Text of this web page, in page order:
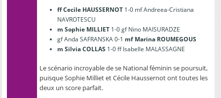
ff Cecile HAUSSERNOT 1-0 mf Andreea-Cristiana
NAVROTESCU
m Sophie MILLIET 1-0 gf Nino MAISURADZE
gf Anda SAFRANSKA 0-1 mf Marina ROUMEGOUS
m Silvia COLLAS 1-0 ff Isabelle MALASSAGNE
Le scénario incroyable de se National féminin se poursuit,
puisque Sophie Milliet et Cécile Haussernot ont toutes les
deux un score parfait.